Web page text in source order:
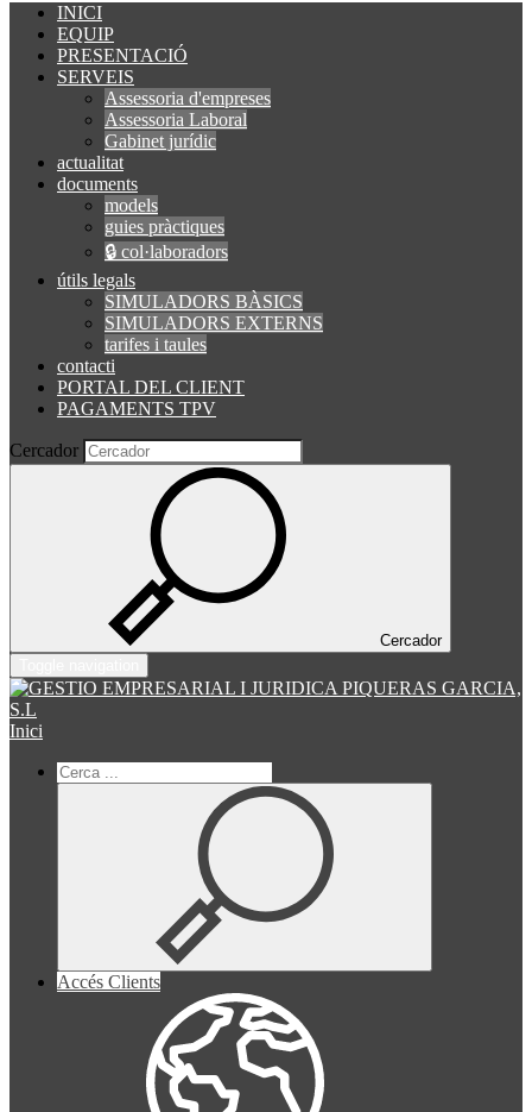
INICI
EQUIP
PRESENTACIÓ
SERVEIS
Assessoria d'empreses
Assessoria Laboral
Gabinet jurídic
actualitat
documents
models
guies pràctiques
🔒 col·laboradors
útils legals
SIMULADORS BÀSICS
SIMULADORS EXTERNS
tarifes i taules
contacti
PORTAL DEL CLIENT
PAGAMENTS TPV
Cercador
Cercador
Inici
Accés Clients